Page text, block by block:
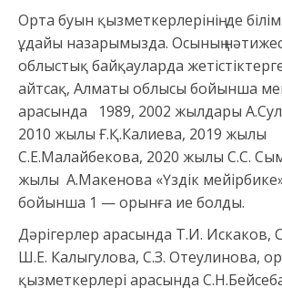
Орта буын қызметкерлерінің де білімі
ұдайы назарымызда. Осының
облыстық байқауларда
айтсақ, Алматы облысы бойынша
арасында 1989, 2002 жылдары
2010 жылы Ғ.Қ.Калиева, 2019 жылы
С.Е.Малайбекова, 2020 жылы С.С.
жылы А.Макенова «Үздік
бойынша 1 — орынға ие болды.
Дәрігерлер арасында Т.И. Искаков,
Ш.Е. Калыгулова, С.З. Отеулинова,
қызметкерлері арасында